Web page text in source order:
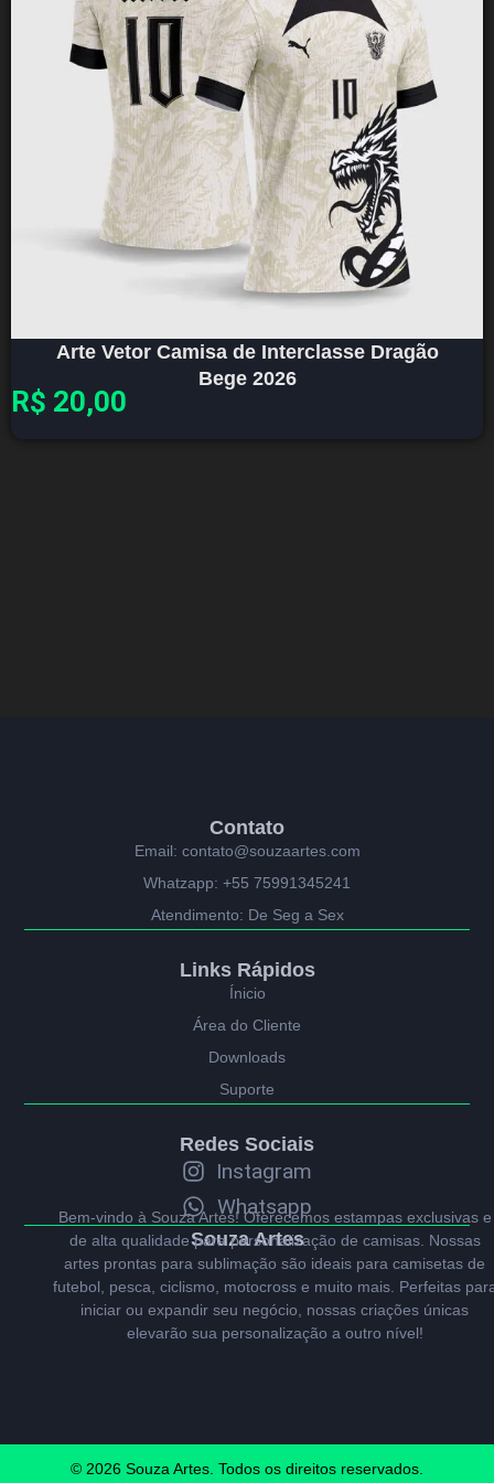
Arte Vetor Camisa de Interclasse Dragão
Bege 2026
R$ 20,00
Souza Artes
Bem-vindo à Souza Artes! Oferecemos estampas exclusivas e
de alta qualidade para personalização de camisas. Nossas
artes prontas para sublimação são ideais para camisetas de
futebol, pesca, ciclismo, motocross e muito mais. Perfeitas
iniciar ou expandir seu negócio, nossas criações únicas
elevarão sua personalização a outro nível!
Contato
Email: contato@souzaartes.com
Whatzapp: +55 75991345241
Atendimento: De Seg a Sex
Redes Sociais
Instagram
Whatsapp
Links Rápidos
Ínicio
Área do Cliente
Downloads
Suporte
© 2026 Souza Artes. Todos os direitos reservados.